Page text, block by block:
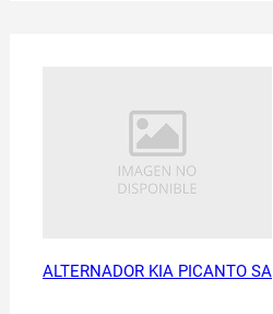
ALTERNADOR KIA PICANTO SA